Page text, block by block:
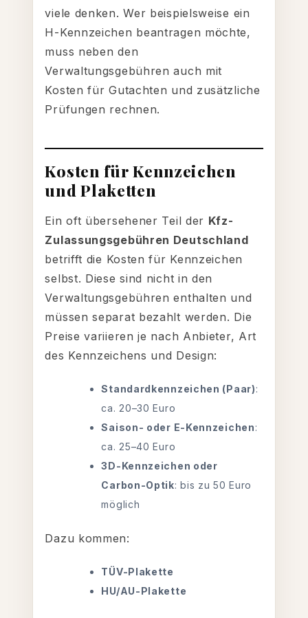
viele denken. Wer beispielsweise ein
H-Kennzeichen beantragen möchte,
muss neben den
Verwaltungsgebühren auch mit
Kosten für Gutachten und zusätzliche
Prüfungen rechnen.
Kosten für Kennzeichen
und Plaketten
Ein oft übersehener Teil der Kfz-
Zulassungsgebühren Deutschland
betrifft die Kosten für Kennzeichen
selbst. Diese sind nicht in den
Verwaltungsgebühren enthalten und
müssen separat bezahlt werden. Die
Preise variieren je nach Anbieter, Art
des Kennzeichens und Design:
Standardkennzeichen (Paar):
ca. 20–30 Euro
Saison- oder E-Kennzeichen:
ca. 25–40 Euro
3D-Kennzeichen oder
Carbon-Optik: bis zu 50 Euro
möglich
Dazu kommen:
TÜV-Plakette
HU/AU-Plakette